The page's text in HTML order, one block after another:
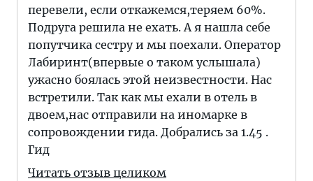
перевели, если откажемся,теряем 60%.
Подруга решила не ехать. А я нашла себе
попутчика сестру и мы поехали. Оператор
Лабиринт(впервые о таком услышала)
ужасно боялась этой неизвестности. Нас
встретили. Так как мы ехали в отель в
двоем,нас отправили на иномарке в
сопровождении гида. Добрались за 1.45 .
Гид
Читать отзыв целиком